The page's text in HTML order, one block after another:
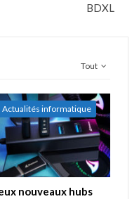
BDXL
Tout
Actualités informatique
nouveaux hubs